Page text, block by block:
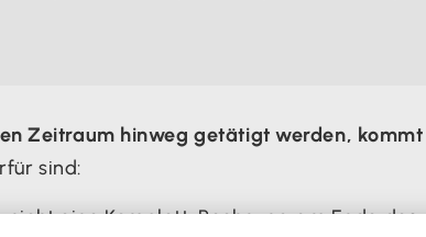
Zeitraum hinweg getätigt werden, kommt
sind:
nicht eine Komplett-Rechnung am Ende des